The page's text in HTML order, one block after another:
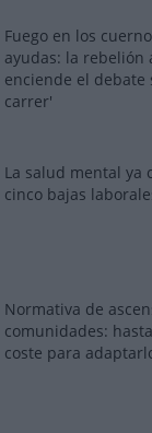
Fuego en los
ayudas: la
enciende el debate
carrer'
La salud mental ya
cinco bajas
Normativa de
comunidades:
coste para